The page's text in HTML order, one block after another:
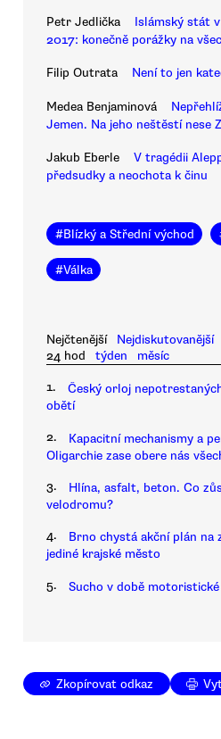
Petr Jedlička
Islámský stát
2017: konečně porážky na
Filip Outrata Není to jen
Medea Benjaminová
Jemen. Na jeho neštěstí nese
Jakub Eberle
V tragédii
předsudky a neochota k činu
#Blízký a Střední východ
#Válka
Nejčtenější
Nejdiskutovanější
24 hod
týden měsíc
1.
Český orloj
obětí
2.
Kapacitní mechanismy a
Oligarchie zase obere nás
3.
Hlína, asfalt, beton. Co
velodromu?
4.
Brno chystá akční plán na
jediné krajské město
5. Sucho v době motoristické
Zkopírovat odkaz